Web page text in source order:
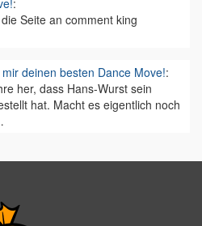
:
Seite an comment king
deinen besten Dance Move!:
her, dass Hans-Wurst sein
hat. Macht es eigentlich noch